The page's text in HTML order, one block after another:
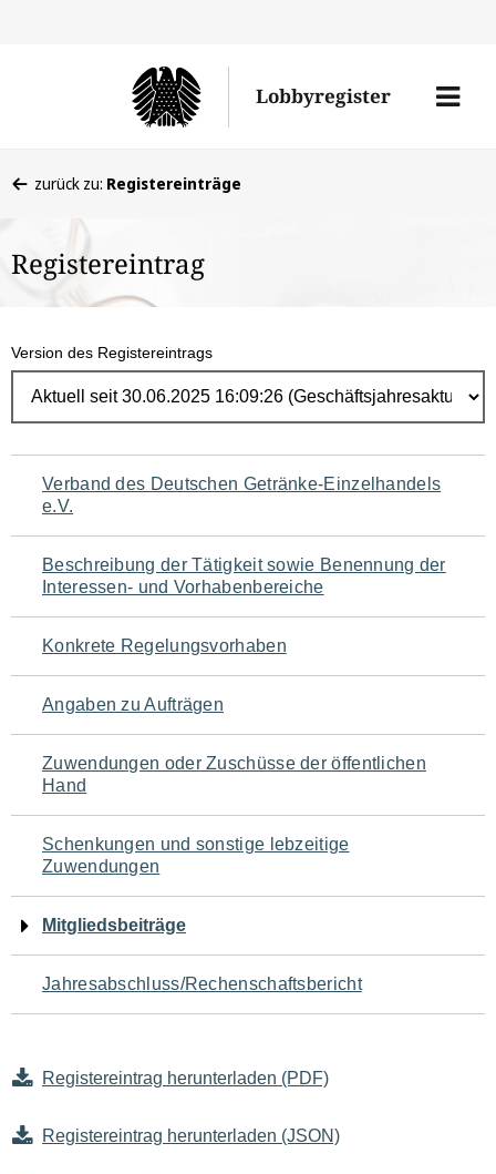
Lobbyregister
Menü
befinden
hier:
zurück zu: Registereinträge
Registereintrag
Version des Registereintrags
Navigation
für
den
Seiteninhalt
Verband des Deutschen Getränke-Einzelhandels
e.V.
Beschreibung der Tätigkeit sowie Benennung der
Interessen- und Vorhabenbereiche
Konkrete Regelungsvorhaben
Angaben zu Aufträgen
Zuwendungen oder Zuschüsse der öffentlichen
Hand
Schenkungen und sonstige lebzeitige
Zuwendungen
Mitgliedsbeiträge
Jahresabschluss/Rechenschaftsbericht
Registereintrag herunterladen (PDF)
Registereintrag herunterladen (JSON)